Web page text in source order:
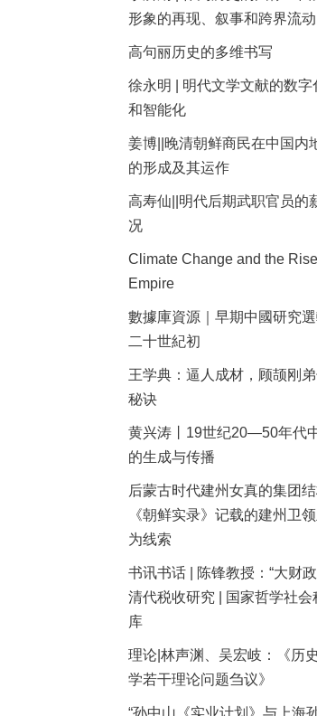
形象的再现、叙事和跨界流动
高句丽历史的多维书写
徐永明 | 明代文学文献的数字
和智能化
姜博||晚清朝鲜商民在中国内
的形成及其运作
高寿仙||明代后期武职官员的
况
Climate Change and the
Empire
數據庫資源｜早期中國研究
二十世紀初
王学典：逼人成材，顾颉刚
秘诀
黄兴涛丨19世纪20—50年代
的生成与传播
后蒙古时代建州女真的集团
《朝鲜实录》记载的建州卫
为线索
书讯书话 | 陈锋教授：“大财
清代税收研究 | 国家哲学社会
库
理论|林声渊、吴宏岐：《历
学若干理论问题刍议》
“孙中山《实业计划》与上海